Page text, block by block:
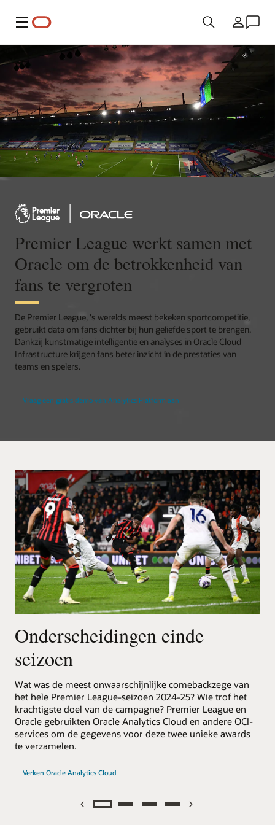
Menu Land
Premier League werkt samen met
Oracle om de betrokkenheid van
fans te vergroten
De Premier League, 's werelds meest bekeken sportcompetitie,
gebruikt data om fans dichter bij hun geliefde sport te brengen.
Dankzij kunstmatige intelligentie en analyses in Oracle Cloud
Infrastructure krijgen fans beter inzicht in de prestaties van
teams en spelers.
Vraag een gratis demo van Analytics Platform aan
Onderscheidingen einde
seizoen
Wat was de meest onwaarschijnlijke comebackzege van
het hele Premier League-seizoen 2024-25? Wie trof het
krachtigste doel van de campagne? Premier League en
Oracle gebruikten Oracle Analytics Cloud en andere OCI-
services om de gegevens voor deze twee unieke awards
te verzamelen.
Verken Oracle Analytics Cloud